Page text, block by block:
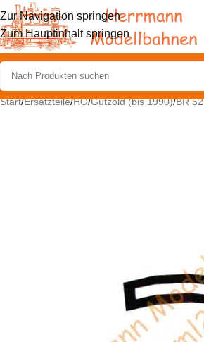
Zur Navigation springen
Zum Hauptinhalt springen
Start/Ersatzteile/HO/Gützold (bis 1990)/BR 52